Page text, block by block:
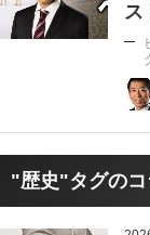
ス
"歴史"タグのコ